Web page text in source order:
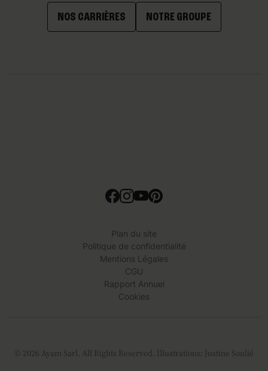
NOS CARRIÈRES NOTRE GROUPE
Plan du site
Politique de confidentialité
Mentions Légales
CGU
Rapport Annuel
Cookies
© 2026 Ayam Sarl. All Rights Reserved. Illustrations: Justine Soulié